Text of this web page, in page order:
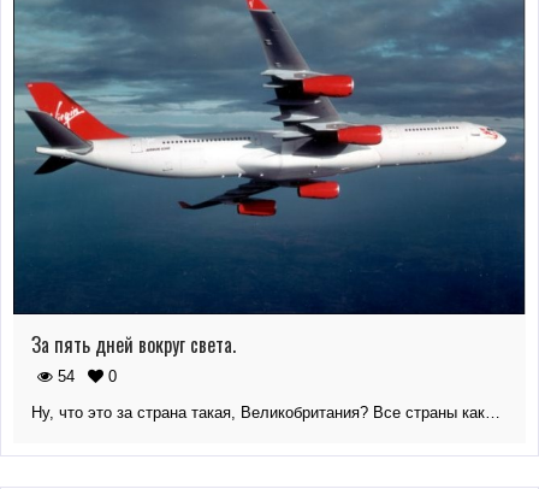
За пять дней вокруг света.
54
0
Ну, что это за страна такая, Великобритания? Все страны как…